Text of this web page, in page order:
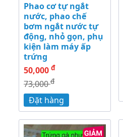
Phao cơ tự ngắt
nước, phao chế
bơm ngắt nước tự
động, nhỏ gọn, phụ
kiện làm máy ấp
trứng
50,000 đ
73,000đ
Đặt hàng